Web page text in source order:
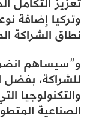
وتركيا إضافة
نطاق الشراكة
و”سيساهم
للشراكة، بفضل
والتكنولوجيا
الصناعية